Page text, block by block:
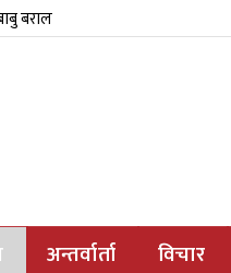
बराल
अन्तर्वार्ता विचार